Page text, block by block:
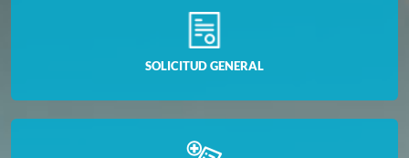
SOLICITUD GENERAL